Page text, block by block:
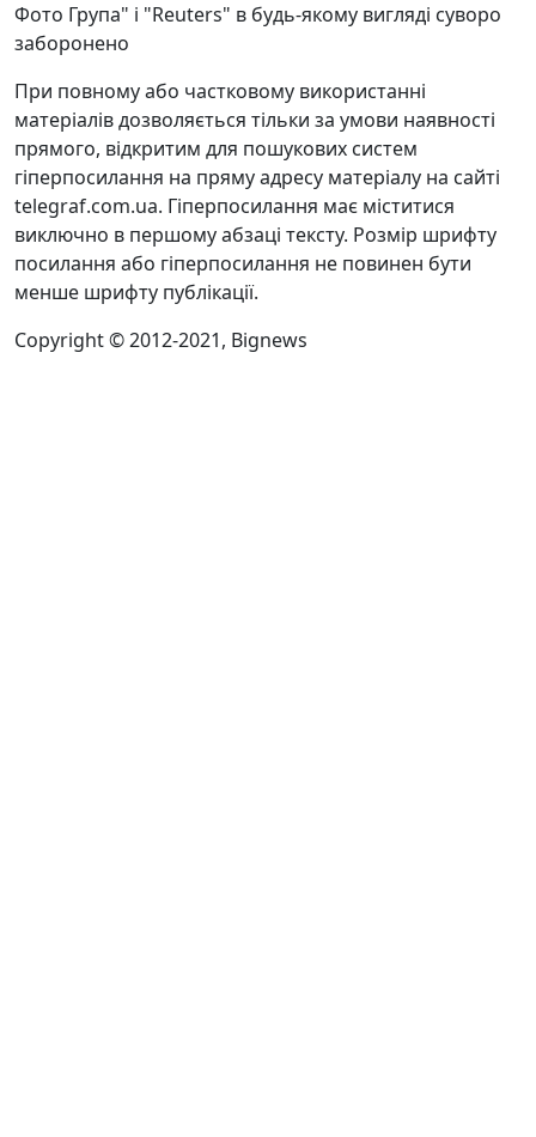
Фото Група" і "Reuters" в будь-якому вигляді суворо
заборонено
При повному або частковому використанні
матеріалів дозволяється тільки за умови наявності
прямого, відкритим для пошукових систем
гіперпосилання на пряму адресу матеріалу на сайті
telegraf.com.ua. Гіперпосилання має міститися
виключно в першому абзаці тексту. Розмір шрифту
посилання або гіперпосилання не повинен бути
менше шрифту публікації.
Copyright © 2012-2021, Bignews